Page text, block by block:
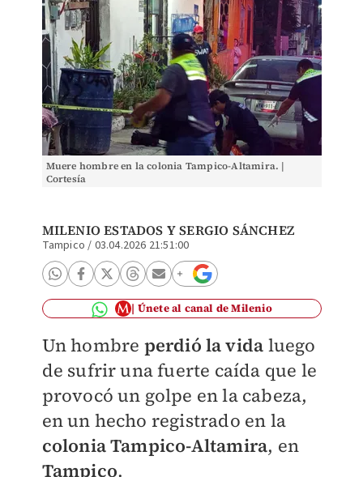
Muere hombre en la colonia Tampico-Altamira. |
Cortesía
MILENIO ESTADOS YSERGIO SÁNCHEZ
Tampico / 03.04.2026 21:51:00
Únete al canal de Milenio
Un hombre perdió la vida luego
de sufrir una fuerte caída que le
provocó un golpe en la cabeza,
en un hecho registrado en la
colonia Tampico-Altamira, en
Tampico.